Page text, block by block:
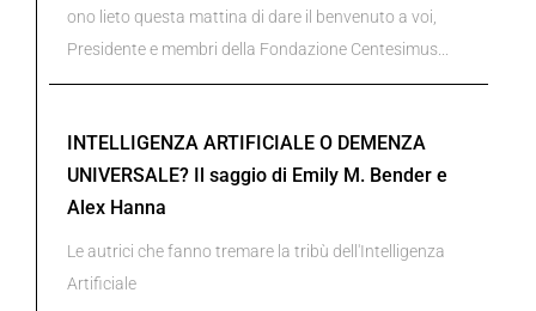
ono lieto questa mattina di dare il benvenuto a voi,
Presidente e membri della Fondazione Centesimus...
INTELLIGENZA ARTIFICIALE O DEMENZA
UNIVERSALE? Il saggio di Emily M. Bender e
Alex Hanna
Le autrici che fanno tremare la tribù dell'Intelligenza
Artificiale